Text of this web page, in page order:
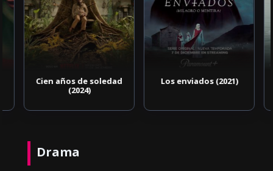
Cien años de soledad
(2024)
Los enviados (2021)
Drama